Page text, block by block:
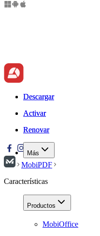
Descargar
Activar
Renovar
Más
Descargar
Activar
Renovar
MobiPDF
Características
Productos
MobiOffice